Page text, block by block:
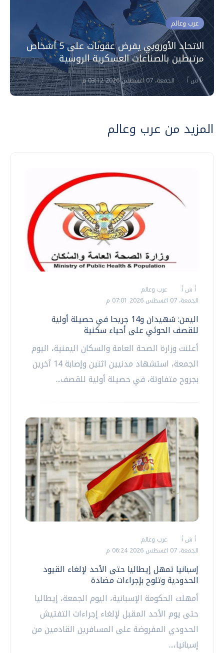
عرب وعالم
الاتحاد الأوروبي يفرض عقوبات على 5 أشخاص
مرتبطين بالصناعات العسكرية الروسية
أ ش أ الجمعة، 07 اغسطس 2026 03:12 م
المزيد من عرب وعالم
أ ش أ
عرب وعالم
الجمعة، 07 اغسطس 2026 07:01 م
اليمن: شهيدان و14 جريحا في حصيلة أولية
للقصف الحوثي على أحياء سكنية
أعلنت وزارة الصحة العامة والسكان اليمنية، اليوم
الجمعة، استشهاد مدنيين اثنين وإصابة 14 آخرين
بجروح متفاوتة، في حصيلة أولية للقصف...
أ ش أ
عرب وعالم
الجمعة، 07 اغسطس 2026 06:24 م
إسبانيا تمهل إيطاليا حتى الأحد لإلغاء القيود
الحدودية وتلوح بإجراءات مضادة
أمهلت الحكومة الإسبانية، اليوم الجمعة، إيطاليا
حتى يوم الأحد المقبل لإلغاء إجراءات التفتيش
الحدودي المفروضة على المسافرين القادمين من
إسبانيا،...